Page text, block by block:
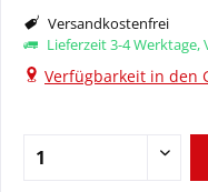
Versandkostenfrei
Lieferzeit 3-4 Werktage,
Verfügbarkeit in den